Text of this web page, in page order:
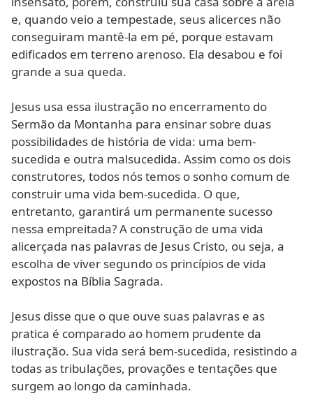
e, quando veio a tempestade, seus alicerces não
conseguiram mantê-la em pé, porque estavam
edificados em terreno arenoso. Ela desabou e foi
grande a sua queda.
Jesus usa essa ilustração no encerramento do
Sermão da Montanha para ensinar sobre duas
possibilidades de história de vida: uma bem-
sucedida e outra malsucedida. Assim como os dois
construtores, todos nós temos o sonho comum de
construir uma vida bem-sucedida. O que,
entretanto, garantirá um permanente sucesso
nessa empreitada? A construção de uma vida
alicerçada nas palavras de Jesus Cristo, ou seja, a
escolha de viver segundo os princípios de vida
expostos na Bíblia Sagrada.
Jesus disse que o que ouve suas palavras e as
pratica é comparado ao homem prudente da
ilustração. Sua vida será bem-sucedida, resistindo a
todas as tribulações, provações e tentações que
surgem ao longo da caminhada.